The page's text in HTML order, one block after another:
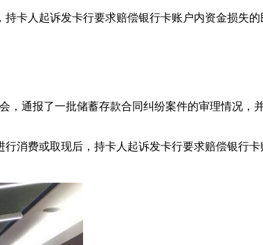
卡人起诉发卡行要求赔偿银行卡账户内资金损失
通报了一批储蓄存款合同纠纷案件的审理情况，
消费或取现后，持卡人起诉发卡行要求赔偿银行卡